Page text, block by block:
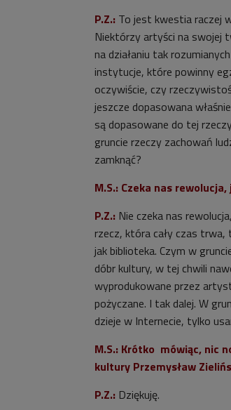
P.Z.: To jest kwestia raczej
Niektórzy artyści na swojej
na działaniu tak
instytucje, które powinny
oczywiście, czy
jeszcze dopasowana
są dopasowane do tej
gruncie rzeczy zachowań
zamknąć?
M.S.: Czeka nas
P.Z.: Nie czeka nas
rzecz, która cały czas
jak biblioteka. Czym w
dóbr kultury, w tej chwili
wyprodukowane przez
pożyczane. I tak dalej. W
dzieje w Internecie, tylko
M.S.: Krótko mówiąc, nic
kultury Przemysław
P.Z.: Dziękuję.